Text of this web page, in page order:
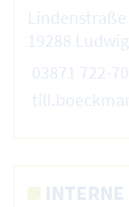
Lindenstraße
19288
03871 722-